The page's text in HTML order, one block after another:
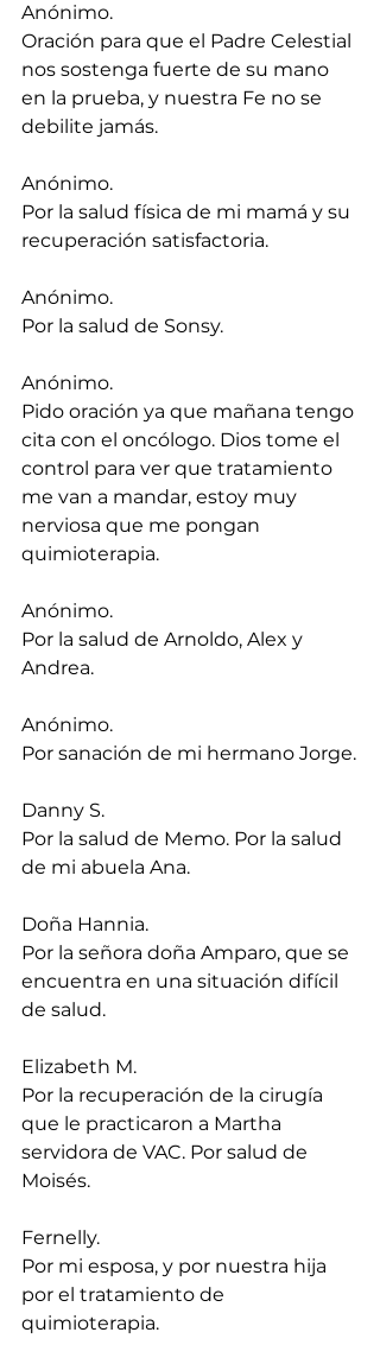
Anónimo.
Oración para que el Padre Celestial
nos sostenga fuerte de su mano
en la prueba, y nuestra Fe no se
debilite jamás.
Anónimo.
Por la salud física de mi mamá y su
recuperación satisfactoria.
Anónimo.
Por la salud de Sonsy.
Anónimo.
Pido oración ya que mañana tengo
cita con el oncólogo. Dios tome el
control para ver que tratamiento
me van a mandar, estoy muy
nerviosa que me pongan
quimioterapia.
Anónimo.
Por la salud de Arnoldo, Alex y
Andrea.
Anónimo.
Por sanación de mi hermano Jorge.
Danny S.
Por la salud de Memo. Por la salud
de mi abuela Ana.
Doña Hannia.
Por la señora doña Amparo, que se
encuentra en una situación difícil
de salud.
Elizabeth M.
Por la recuperación de la cirugía
que le practicaron a Martha
servidora de VAC. Por salud de
Moisés.
Fernelly.
Por mi esposa, y por nuestra hija
por el tratamiento de
quimioterapia.